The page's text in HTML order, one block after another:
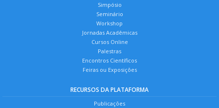
Simpósio
Seminário
Workshop
Jornadas Acadêmicas
Cursos Online
Palestras
Encontros Científicos
Feiras ou Exposições
RECURSOS DA PLATAFORMA
Publicações